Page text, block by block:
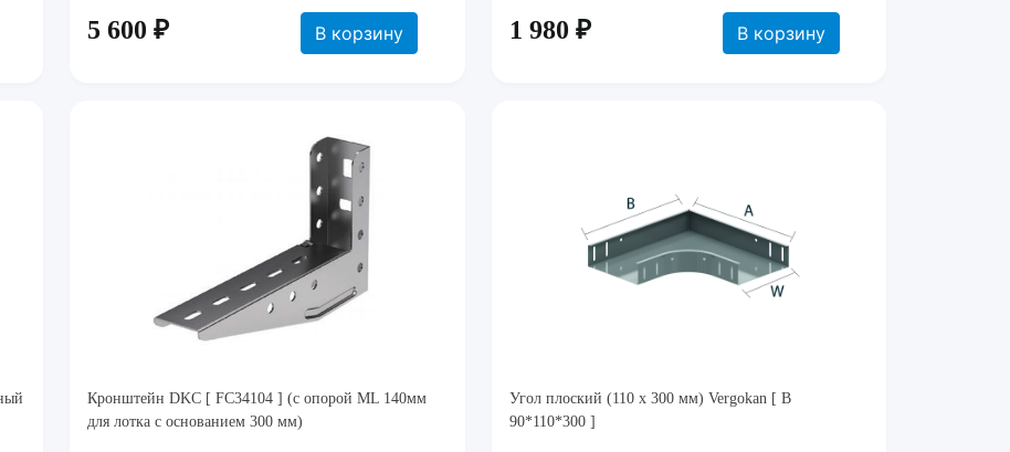
5 600 ₽ В корзину 1 980 ₽ В корзину
Кронштейн DKC [ FC34104 ] (с опорой ML 140мм
для лотка с основанием 300 мм)
Угол плоский (110 x 300 мм) Vergokan [ B
90*110*300 ]